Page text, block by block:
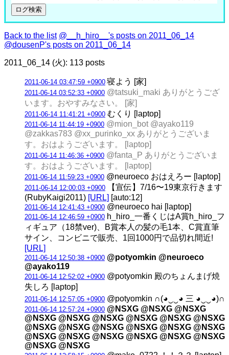
Back to the list @__h_hiro__'s posts on 2011_06_14
@dousenP's posts on 2011_06_14
2011_06_14 (火): 113 posts
2011-06-14 03:47:59 +0900 寝よう [家]
2011-06-14 03:52:33 +0900 @tatsuki_maki ありがとうござ
います。おやすみなさい。 [家]
2011-06-14 11:41:21 +0900 むくり [laptop]
2011-06-14 11:44:19 +0900 @mion_bot @ayako119
@zakkas783 @xx_purinko_xx ありがとうございま
す。おはようございます。 [laptop]
2011-06-14 11:46:36 +0900 @fanta_P ありがとうございま
す。おはようございます。 [laptop]
2011-06-14 11:59:23 +0900 @neuroeco おはえろー [laptop]
2011-06-14 12:00:03 +0900 【宣伝】7/16〜19東京行きます
(RubyKaigi2011) [URL] [auto:12]
2011-06-14 12:41:43 +0900 @neuroeco hai [laptop]
2011-06-14 12:46:59 +0900 h_hiro_一番くじはA賞h_hiro_フ
ィギュア（18禁ver)、B賞本人の髪の毛1本、C賞直筆
サイン、コンビニで販売、1回1000円で品切れ間近!
[URL]
2011-06-14 12:50:38 +0900 @potyomkin @neuroeco
@ayako119
2011-06-14 12:52:02 +0900 @potyomkin 殿のちょんまげ焼
失しろ [laptop]
2011-06-14 12:57:05 +0900 @potyomkin ∩(◕‿‿◕ 三 ◕‿‿◕)∩
2011-06-14 12:57:24 +0900 @NSXG @NSXG @NSXG
@NSXG @NSXG @NSXG @NSXG @NSXG @NSXG
@NSXG @NSXG @NSXG @NSXG @NSXG @NSXG
@NSXG @NSXG @NSXG @NSXG @NSXG @NSXG
@NSXG @NSXG